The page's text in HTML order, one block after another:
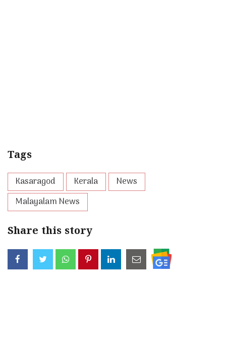
Tags
Kasaragod Kerala
News
Malayalam News
Share this story